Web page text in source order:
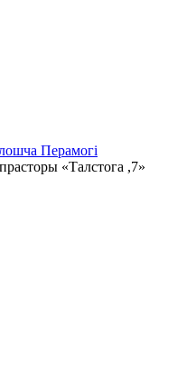
Перамогі
«Талстога ,7»